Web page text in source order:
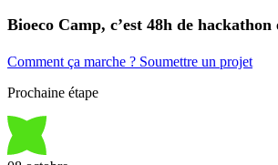
Bioeco Camp, c’est 48h de
Comment ça marche ? Soumettre un projet
Prochaine étape